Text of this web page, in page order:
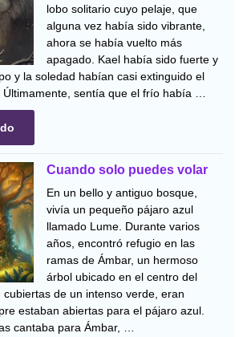
lobo solitario cuyo pelaje, que
alguna vez había sido vibrante,
ahora se había vuelto más
apagado. Kael había sido fuerte y
y la soledad habían casi extinguido el
Últimamente, sentía que el frío había …
Cuando solo puedes volar
En un bello y antiguo bosque,
vivía un pequeño pájaro azul
llamado Lume. Durante varios
años, encontró refugio en las
ramas de Ámbar, un hermoso
árbol ubicado en el centro del
cubiertas de un intenso verde, eran
estaban abiertas para el pájaro azul.
cantaba para Ámbar, …